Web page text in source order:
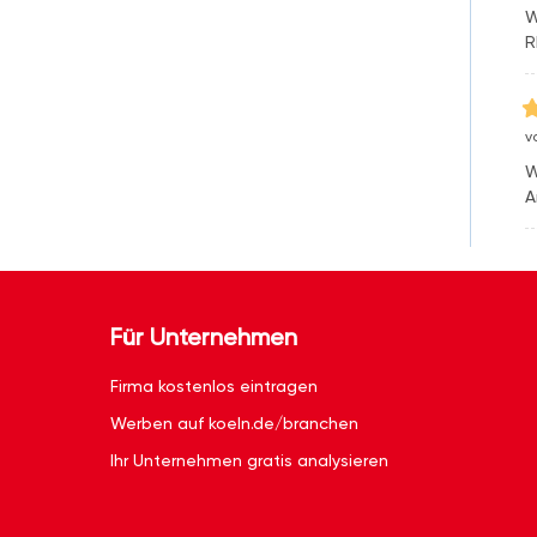
Für Unternehmen
Firma kostenlos eintragen
Werben auf koeln.de/branchen
Ihr Unternehmen gratis analysieren